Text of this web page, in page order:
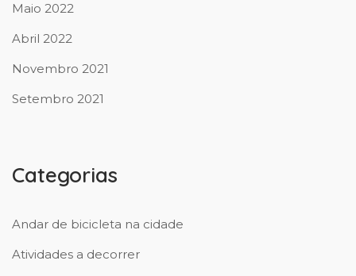
Maio 2022
Abril 2022
Novembro 2021
Setembro 2021
Categorias
Andar de bicicleta na cidade
Atividades a decorrer